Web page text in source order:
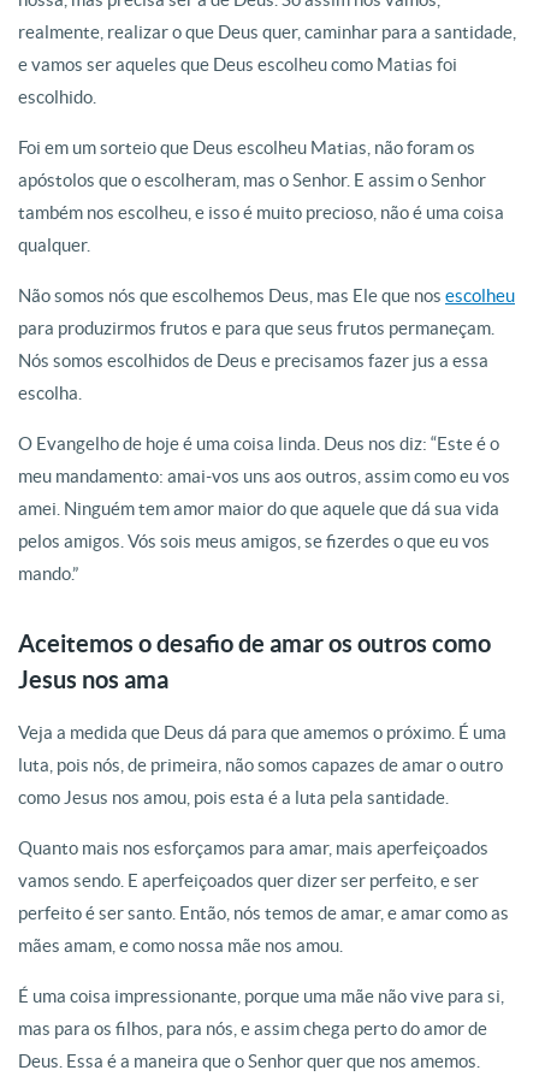
realmente, realizar o que Deus quer, caminhar para a santidade,
e vamos ser aqueles que Deus escolheu como Matias foi
escolhido.
Foi em um sorteio que Deus escolheu Matias, não foram os
apóstolos que o escolheram, mas o Senhor. E assim o Senhor
também nos escolheu, e isso é muito precioso, não é uma coisa
qualquer.
Não somos nós que escolhemos Deus, mas Ele que nos escolheu
para produzirmos frutos e para que seus frutos permaneçam.
Nós somos escolhidos de Deus e precisamos fazer jus a essa
escolha.
O Evangelho de hoje é uma coisa linda. Deus nos diz: “Este é o
meu mandamento: amai-vos uns aos outros, assim como eu vos
amei. Ninguém tem amor maior do que aquele que dá sua vida
pelos amigos. Vós sois meus amigos, se fizerdes o que eu vos
mando.”
Aceitemos o desafio de amar os outros como
Jesus nos ama
Veja a medida que Deus dá para que amemos o próximo. É uma
luta, pois nós, de primeira, não somos capazes de amar o outro
como Jesus nos amou, pois esta é a luta pela santidade.
Quanto mais nos esforçamos para amar, mais aperfeiçoados
vamos sendo. E aperfeiçoados quer dizer ser perfeito, e ser
perfeito é ser santo. Então, nós temos de amar, e amar como as
mães amam, e como nossa mãe nos amou.
É uma coisa impressionante, porque uma mãe não vive para si,
mas para os filhos, para nós, e assim chega perto do amor de
Deus. Essa é a maneira que o Senhor quer que nos amemos.